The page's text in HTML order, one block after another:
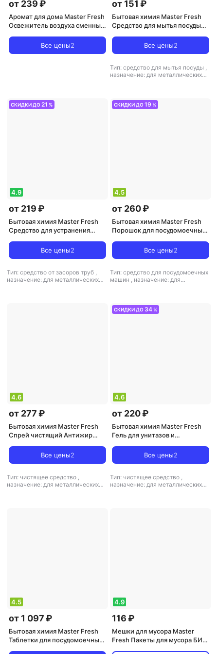
от 239 ₽
Аромат для дома Master Fresh
Освежитель воздуха сменный
спрея Свежесть водопада,
250мл
Все цены2
от 151 ₽
Бытовая химия Master Fresh
Средство для мытья посуды
Все цены2
Тип: средство для мытья посуды ,
назначение: для металлических
СКИДКИ ДО21 %
4.9
от 219 ₽
Бытовая химия Master Fresh
Средство для устранения
Все цены2
Тип: средство от засоров труб ,
назначение: для металлических
СКИДКИ ДО19 %
4.5
от 260 ₽
Бытовая химия Master Fresh
Порошок для посудомоечных
Все цены2
Тип: средство для посудомоечных
машин , назначение: для
оргтехники, для ювелирных
изделий, универсальное средство
4.6
от 277 ₽
Бытовая химия Master Fresh
Спрей чистящий Антижир
Все цены2
Тип: чистящее средство ,
назначение: для металлических
СКИДКИ ДО 34 %
4.6
от 220 ₽
Бытовая химия Master Fresh
Гель для унитазов и
Все цены2
Тип: чистящее средство ,
назначение: для металлических
4.5
от 1 097 ₽
Бытовая химия Master Fresh
Таблетки для посудомоечных
4.9
116 ₽
Мешки для мусора Master
Fresh Пакеты для мусора БИО